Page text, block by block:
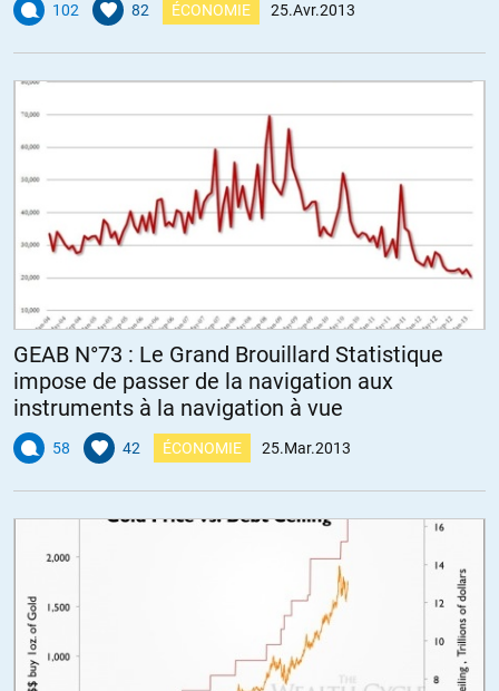
102 82 ÉCONOMIE 25.Avr.2013
GEAB N°73 : Le Grand Brouillard Statistique
impose de passer de la navigation aux
instruments à la navigation à vue
58 42 ÉCONOMIE 25.Mar.2013